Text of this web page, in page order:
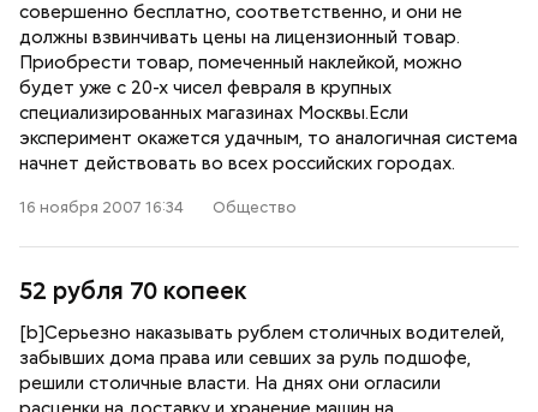
совершенно бесплатно, соответственно, и они не
должны взвинчивать цены на лицензионный товар.
Приобрести товар, помеченный наклейкой, можно
будет уже с 20-х чисел февраля в крупных
специализированных магазинах Москвы.Если
эксперимент окажется удачным, то аналогичная система
начнет действовать во всех российских городах.
16 ноября 2007 16:34 Общество
52 рубля 70 копеек
[b]Серьезно наказывать рублем столичных водителей,
забывших дома права или севших за руль подшофе,
решили столичные власти. На днях они огласили